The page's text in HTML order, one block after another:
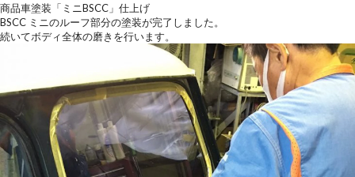
商品車塗装 「ミニBSCC」仕上げ
BSCC ミニのルーフ部分の塗装が完了しました。
続いてボディ全体の磨きを行います。